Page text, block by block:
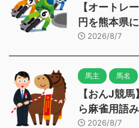
【オートレ
円を熊本県
2026/8/7
馬主 馬名
【おんJ競
ら麻雀用語
2026/8/7